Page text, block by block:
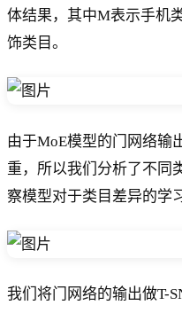
体结果，其中M表示手机
饰类目。
由于MoE模型的门网络输
重，所以我们分析了不同
察模型对于类目差异的学
我们将门网络的输出做T-